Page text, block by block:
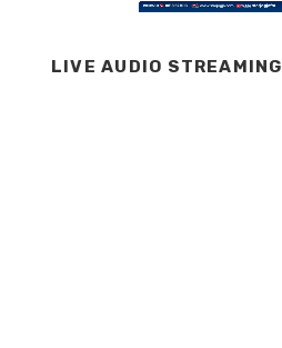
LIVE AUDIO STREAMING